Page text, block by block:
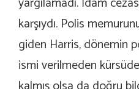
karşıydı. Polis
giden Harris, dönemin
ismi verilmeden